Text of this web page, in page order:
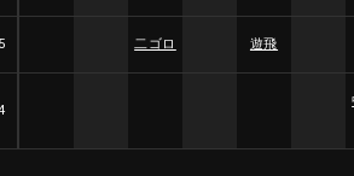
二ゴロ 遊飛